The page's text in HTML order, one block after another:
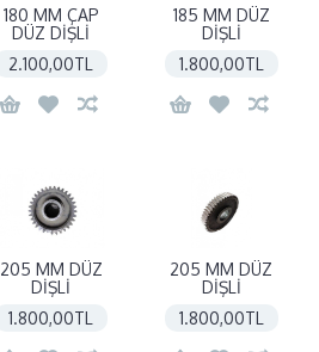
180 MM ÇAP
DÜZ DİŞLİ
2.100,00TL
185 MM DÜZ
DİŞLİ
1.800,00TL
205 MM DÜZ
DİŞLİ
1.800,00TL
205 MM DÜZ
DİŞLİ
1.800,00TL